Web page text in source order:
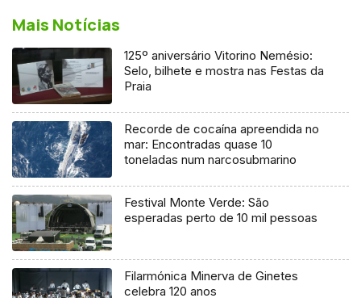
Mais Notícias
125º aniversário Vitorino Nemésio:
Selo, bilhete e mostra nas Festas da
Praia
Recorde de cocaína apreendida no
mar: Encontradas quase 10
toneladas num narcosubmarino
Festival Monte Verde: São
esperadas perto de 10 mil pessoas
Filarmónica Minerva de Ginetes
celebra 120 anos